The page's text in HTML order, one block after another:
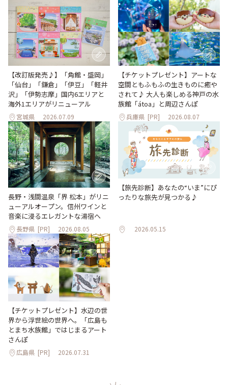
【改訂版発売♪】「角館・盛岡」
「仙台」「鎌倉」「伊豆」「軽井
沢」「伊勢志摩」国内6エリアと
海外1エリアがリニューアル
宮城県 2026.07.09
【チケットプレゼント】アートな
空間ともふもふの生きものに癒や
されて♪ 大人も楽しめる神戸の水
族館「átoa」と周辺さんぽ
兵庫県 [PR] 2026.08.07
長野・浅間温泉「界 松本」がリニ
ューアルオープン。信州ワインと
音楽に浸るエレガントな湯宿へ
長野県 [PR] 2026.08.05
【旅先診断】あなたの“いま”にぴ
ったりな旅先が見つかる♪
2026.05.15
【チケットプレゼント】水辺の世
界から浮世絵の世界へ。「広島も
とまち水族館」ではじまるアート
さんぽ
広島県 [PR] 2026.07.31